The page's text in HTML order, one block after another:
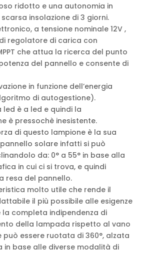
ridotto e una autonomia in
insolazione di 3 giorni.
a tensione nominale 12V ,
regolatore di carica con
che attua la ricerca del punto
del pannello e consente di
in funzione dell’energia
di autogestione).
led è a led e quindi la
è pressochè inesistente.
di questo lampione è la sua
solare infatti si può
da: 0° a 55° in base alla
in cui ci si trova, e quindi
resa del pannello.
molto utile che rende il
il più possibile alle esigenze
la completa indipendenza di
della lampada rispetto al vano
può essere ruotata di 360°, alzata
in base alle diverse modalità di